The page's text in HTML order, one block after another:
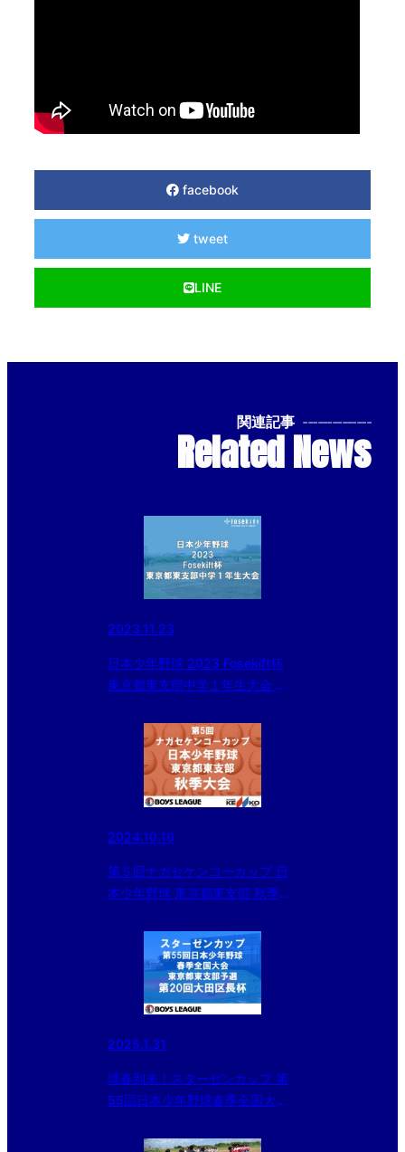
facebook
tweet
LINE
関連記事 --------------
Related News
2023.11.23
日本少年野球 2023 Fosekift杯
東京都東支部中学１年生大会 準
2024.10.16
第５回ナガセケンコーカップ 日
本少年野球 東京都東支部 秋季大
2025.1.31
球春到来！スターゼンカップ 第
55回日本少年野球春季全国大会
区長杯